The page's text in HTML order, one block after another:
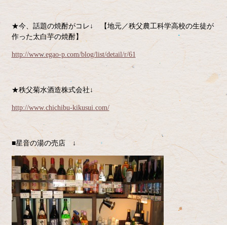
★今、話題の焼酎がコレ↓ 【地元／秩父農工科学高校の生徒が
作った太白芋の焼酎】
http://www.egao-p.com/blog/list/detail/r/61
★秩父菊水酒造株式会社↓
http://www.chichibu-kikusui.com/
■星音の湯の売店 ↓